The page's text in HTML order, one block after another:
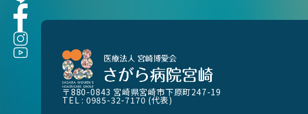
〒880-0843 宮崎県宮崎市下原町247-19
TEL : 0985-32-7170 (代表)